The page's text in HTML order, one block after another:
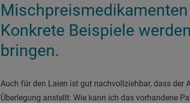
Mischpreismedikamenten
Konkrete Beispiele
bringen.
Auch für den Laien ist gut nachvollziehbar, dass der
Überlegung anstellt: Wie kann ich das vorhandene